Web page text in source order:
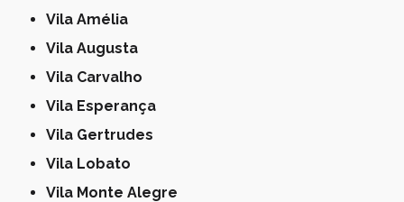
Vila Amélia
Vila Augusta
Vila Carvalho
Vila Esperança
Vila Gertrudes
Vila Lobato
Vila Monte Alegre